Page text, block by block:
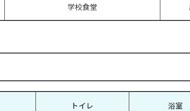
学校食堂
トイレ 浴室